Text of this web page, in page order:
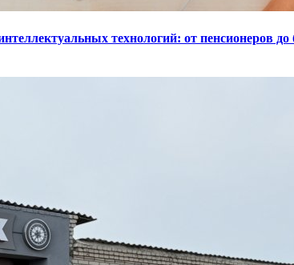
технологий: от пенсионеров до